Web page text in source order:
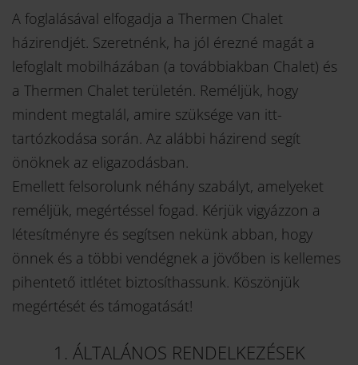
A foglalásával elfogadja a Thermen Chalet
házirendjét. Szeretnénk, ha jól érezné magát a
lefoglalt mobilházában (a továbbiakban Chalet) és
a Thermen Chalet területén. Reméljük, hogy
mindent megtalál, amire szüksége van itt-
tartózkodása során. Az alábbi házirend segít
önöknek az eligazodásban.
Emellett felsorolunk néhány szabályt, amelyeket
reméljük, megértéssel fogad. Kérjük vigyázzon a
létesítményre és segítsen nekünk abban, hogy
önnek és a többi vendégnek a jövőben is kellemes
pihentető ittlétet biztosíthassunk. Köszönjük
megértését és támogatását!
1. ÁLTALÁNOS RENDELKEZÉSEK